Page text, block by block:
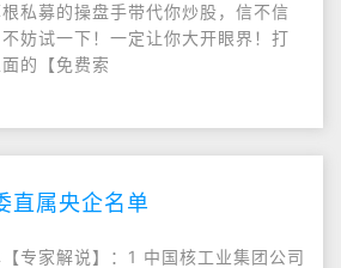
私募的操盘手带代你炒股，信不信
妨试一下！一定让你大开眼界！打
的【免费索
直属央企名单
专家解说】：1 中国核工业集团公司